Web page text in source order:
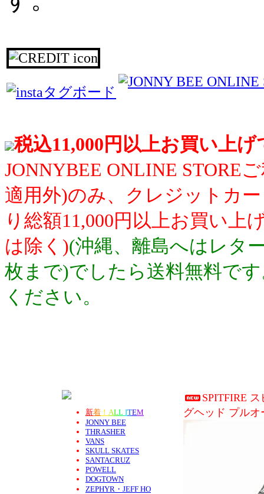
税込11,000円以上お買い上
JONNYBEE ONLINE STORE
適用外)のみ、クレジットカ
り総額11,000円以上お買い上
は除く)(沖縄、離島へはレタ
枚まで)でしたら送料無料で
ください。
新着 ！ ALL ITEM
JONNY BEE
THRASHER
VANS
SKULL SKATES
SANTACRUZ
POWELL
DOGTOWN
ZEPHYR・JEFF HO
SPITFIRE
グヘッド プル